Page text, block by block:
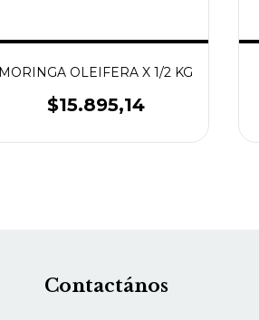
MORINGA OLEIFERA X 1/2 KG
$15.895,14
Contactános